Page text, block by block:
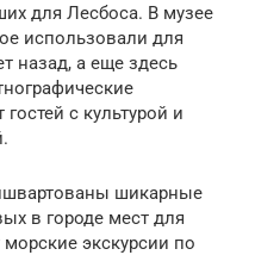
для Лесбоса. В музее
использовали для
назад, а еще здесь
с культурой и
шикарные
в городе мест для
экскурсии по